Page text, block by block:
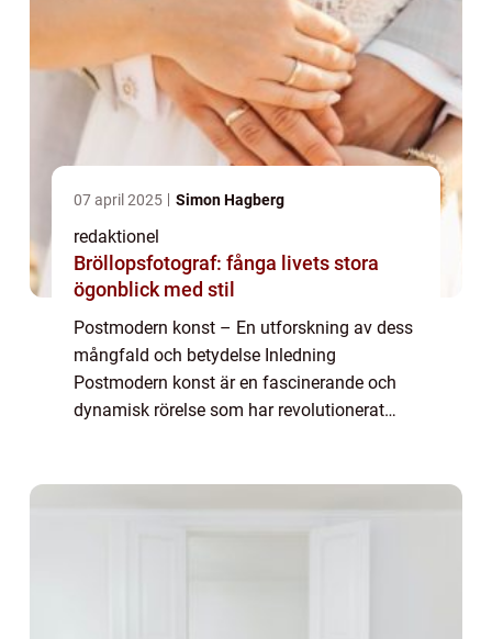
07 april 2025 Simon Hagberg
redaktionel
Bröllopsfotograf: fånga livets stora
ögonblick med stil
Postmodern konst – En utforskning av dess
mångfald och betydelse Inledning
Postmodern konst är en fascinerande och
dynamisk rörelse som har revolutionerat